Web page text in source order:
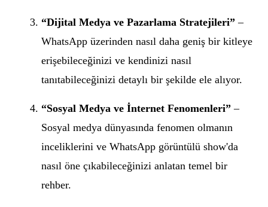
“Dijital Medya ve Pazarlama Stratejileri” –
WhatsApp üzerinden nasıl daha geniş bir kitleye
erişebileceğinizi ve kendinizi nasıl
tanıtabileceğinizi detaylı bir şekilde ele alıyor.
“Sosyal Medya ve İnternet Fenomenleri” –
Sosyal medya dünyasında fenomen olmanın
inceliklerini ve WhatsApp görüntülü show'da
nasıl öne çıkabileceğinizi anlatan temel bir
rehber.